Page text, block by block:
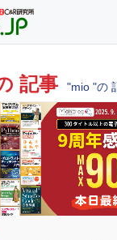
記事 "mio "の